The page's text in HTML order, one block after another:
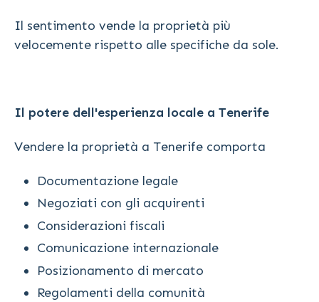
Il sentimento vende la proprietà più
velocemente rispetto alle specifiche da sole.
Il potere dell'esperienza locale a Tenerife
Vendere la proprietà a Tenerife comporta
Documentazione legale
Negoziati con gli acquirenti
Considerazioni fiscali
Comunicazione internazionale
Posizionamento di mercato
Regolamenti della comunità